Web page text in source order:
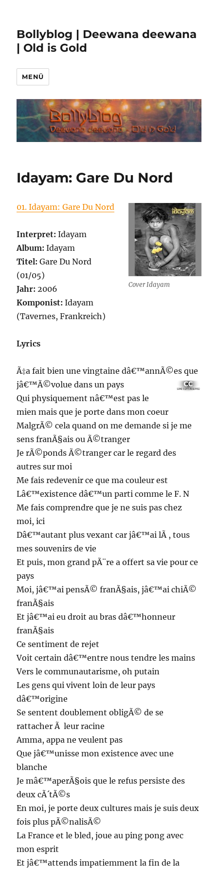
Bollyblog | Deewana deewana
| Old is Gold
MENÜ
Idayam: Gare Du Nord
Cover Idayam
01. Idayam: Gare Du Nord
Interpret: Idayam
Album: Idayam
Titel: Gare Du Nord
(01/05)
Jahr: 2006
Komponist: Idayam
(Tavernes, Frankreich)
Lyrics
Ã‡a fait bien une vingtaine dâ€™annÃ©es que
jâ€™Ã©volue dans un pays
Qui physiquement nâ€™est pas le
mien mais que je porte dans mon coeur
MalgrÃ© cela quand on me demande si je me
sens franÃ§ais ou Ã©tranger
Je rÃ©ponds Ã©tranger car le regard des
autres sur moi
Me fais redevenir ce que ma couleur est
Lâ€™existence dâ€™un parti comme le F. N
Me fais comprendre que je ne suis pas chez
moi, ici
Dâ€™autant plus vexant car jâ€™ai lÃ , tous
mes souvenirs de vie
Et puis, mon grand pÃ¨re a offert sa vie pour ce
pays
Moi, jâ€™ai pensÃ© franÃ§ais, jâ€™ai chiÃ©
franÃ§ais
Et jâ€™ai eu droit au bras dâ€™honneur
franÃ§ais
Ce sentiment de rejet
Voit certain dâ€™entre nous tendre les mains
Vers le communautarisme, oh putain
Les gens qui vivent loin de leur pays
dâ€™origine
Se sentent doublement obligÃ© de se
rattacher Ã leur racine
Amma, appa ne veulent pas
Que jâ€™unisse mon existence avec une
blanche
Je mâ€™aperÃ§ois que le refus persiste des
deux cÃ´tÃ©s
En moi, je porte deux cultures mais je suis deux
fois plus pÃ©nalisÃ©
La France et le bled, joue au ping pong avec
mon esprit
Et jâ€™attends impatiemment la fin de la